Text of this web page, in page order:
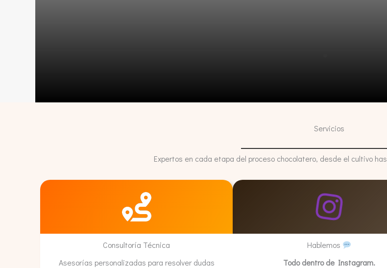
Servicios
Expertos en cada etapa del proceso chocolatero, desde el cultivo
Consultoría Técnica
Asesorías personalizadas para resolver dudas
Hablemos
Todo dentro de Instagram.